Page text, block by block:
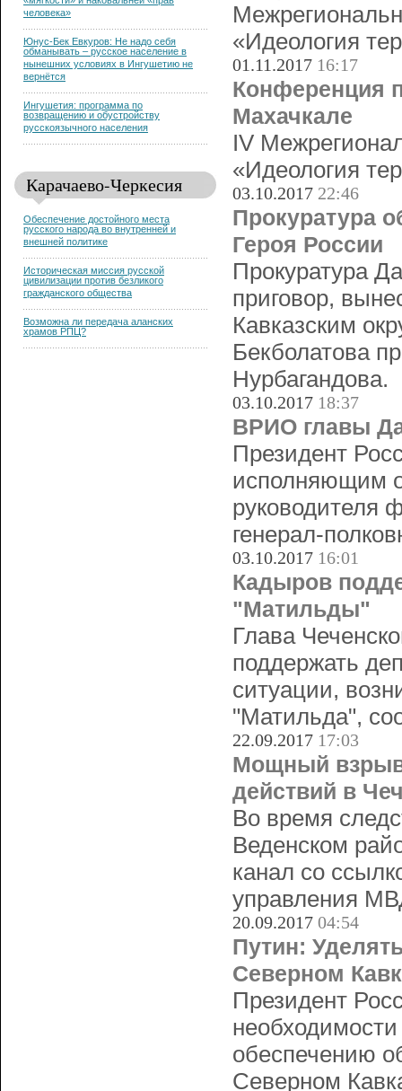
человека»
Юнус-Бек Евкуров: Не надо себя
обманывать – русское население в
нынешних условиях в Ингушетию не
вернётся
Ингушетия: программа по
возвращению и обустройству
русскоязычного населения
Карачаево-Черкесия
Обеспечение достойного места
русского народа во внутренней и
внешней политике
Историческая миссия русской
цивилизации против безликого
гражданского общества
Возможна ли передача аланских
храмов РПЦ?
«Идеология
01.11.2017 16:17
Конференция
Махачкале
IV
«Идеология
03.10.2017 22:46
Прокуратура
Героя России
Прокуратура
приговор,
Кавказским
Бекболатова
Нурбагандова.
03.10.2017 18:37
ВРИО главы
Президент
исполняющим
руководителя
генерал-
03.10.2017 16:01
Кадыров
"Матильды"
Глава
поддержать
ситуации,
"Матильда",
22.09.2017 17:03
Мощный взрыв
действий в
Во время
Веденском
канал со
управления
20.09.2017 04:54
Путин:
Северном
Президент
обеспечению
Северном